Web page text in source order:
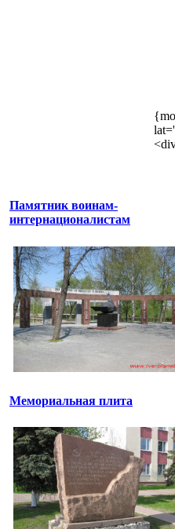
Памятник воинам-
интернационалистам
Мемориальная плита